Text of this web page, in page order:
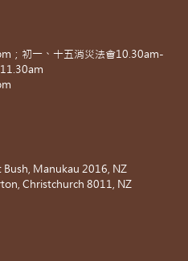
；初一、十五消災法會10.30am-
Bush, Manukau 2016, NZ
Christchurch 8011, NZ